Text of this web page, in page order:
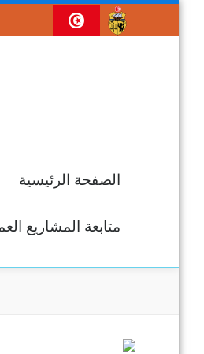
الصفحة الرئيسية
متابعة المشاريع